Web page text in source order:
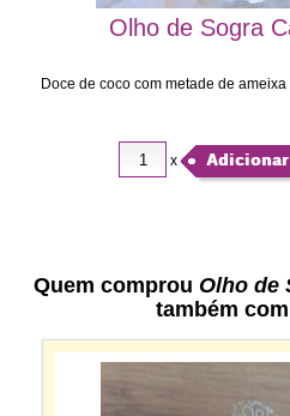
Olho de Sogra
Doce de coco com metade de
x
Quem comprou Olho de
também